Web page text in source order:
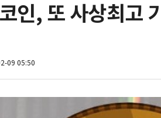
인, 또 사상최고
09 05:50